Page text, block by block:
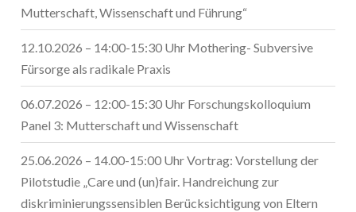
Mutterschaft, Wissenschaft und Führung“
12.10.2026 – 14:00-15:30 Uhr Mothering- Subversive
Fürsorge als radikale Praxis
06.07.2026 – 12:00-15:30 Uhr Forschungskolloquium
Panel 3: Mutterschaft und Wissenschaft
25.06.2026 – 14.00-15:00 Uhr Vortrag: Vorstellung der
Pilotstudie „Care und (un)fair. Handreichung zur
diskriminierungssensiblen Berücksichtigung von Eltern